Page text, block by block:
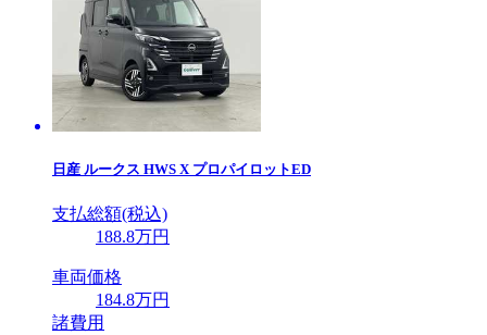
日産 ルークス HWS X プロパイロットED
支払総額(税込)
188.8万円
車両価格
184.8万円
諸費用